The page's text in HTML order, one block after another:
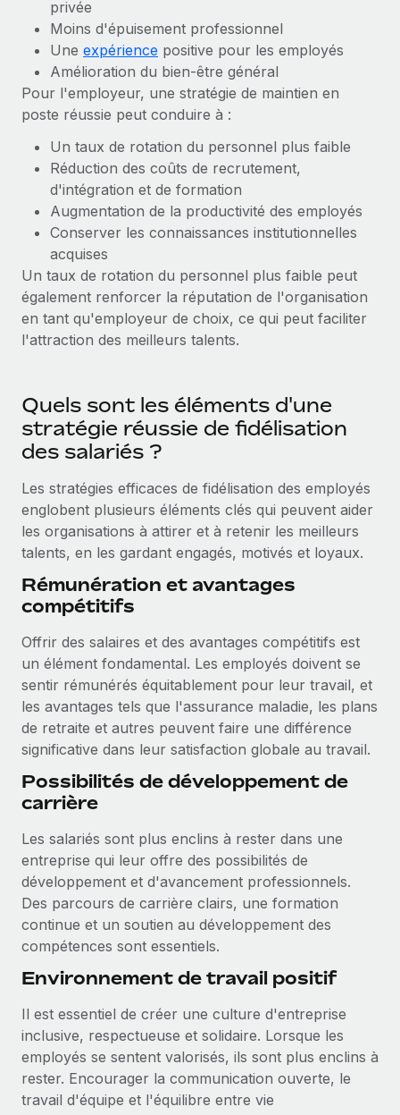
Mobilité et déménagement international
Organisez facilement le déménagement de vos
employés
Avantages sociaux
Gérez facilement les avantages sociaux
Mises à jour des produits de Remote :
Intégrations Gusto et Xero et Gestion des
freelances Plus
Remote a toujours pour mission d'aider les entreprises de
toute taille à embaucher, gérer et payer...
En savoir plus
Comment Phiture gère ses 55 employés
répartis dans 19 pays grâce à Remote
Phiture, un leader notable du conseil en matière de
croissance mobile internationale, encourage les...
En savoir plus
privée
Moins d'épuisement professionnel
Une expérience positive pour les employés
Amélioration du bien-être général
Pour l'employeur, une stratégie de maintien en
poste réussie peut conduire à :
Un taux de rotation du personnel plus faible
Réduction des coûts de recrutement,
d'intégration et de formation
Augmentation de la productivité des employés
Conserver les connaissances institutionnelles
acquises
Un taux de rotation du personnel plus faible peut
également renforcer la réputation de l'organisation
en tant qu'employeur de choix, ce qui peut faciliter
l'attraction des meilleurs talents.
Quels sont les éléments d'une
stratégie réussie de fidélisation
des salariés ?
Les stratégies efficaces de fidélisation des employés
englobent plusieurs éléments clés qui peuvent aider
les organisations à attirer et à retenir les meilleurs
talents, en les gardant engagés, motivés et loyaux.
Rémunération et avantages
compétitifs
Offrir des salaires et des avantages compétitifs est
un élément fondamental. Les employés doivent se
sentir rémunérés équitablement pour leur travail, et
les avantages tels que l'assurance maladie, les plans
de retraite et autres peuvent faire une différence
significative dans leur satisfaction globale au travail.
Possibilités de développement de
carrière
Les salariés sont plus enclins à rester dans une
entreprise qui leur offre des possibilités de
développement et d'avancement professionnels.
Des parcours de carrière clairs, une formation
continue et un soutien au développement des
compétences sont essentiels.
Environnement de travail positif
Il est essentiel de créer une culture d'entreprise
inclusive, respectueuse et solidaire. Lorsque les
employés se sentent valorisés, ils sont plus enclins à
rester. Encourager la communication ouverte, le
travail d'équipe et l'équilibre entre vie